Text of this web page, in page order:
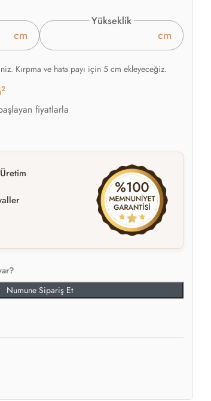
cm
Yükseklik
cm
Kırpma ve hata payı için 5 cm ekleyeceğiz.
2
fiyatlarla
Numune Sipariş Et